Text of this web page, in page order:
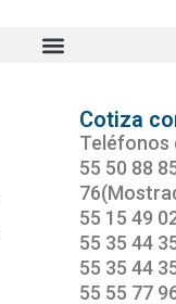
Cotiza
Teléfonos
55 50 88
55 15 49
55 35 44
55 35 44
55 55 77